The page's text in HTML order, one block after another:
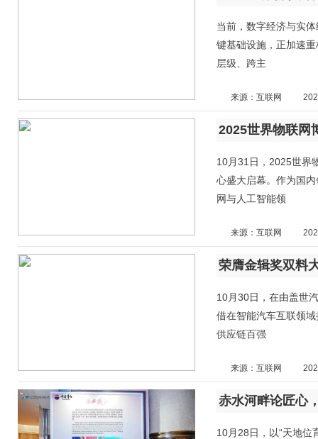
当前，数字经济与实
键基础设施，正加速
层级、跨主
来源：互联网
10月31日，2025世界
心盛大启幕。作为国
网与人工智能领
来源：互联网
荣膺金辑奖双料
10月30日，在由盖世
借在智能汽车互联领
供应链百强
来源：互联网
10月28日，以“天地位